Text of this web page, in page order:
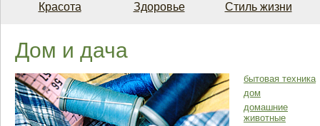
Красота Здоровье Стиль жизни
Дом и дача
бытовая техника
дом
домашние
животные